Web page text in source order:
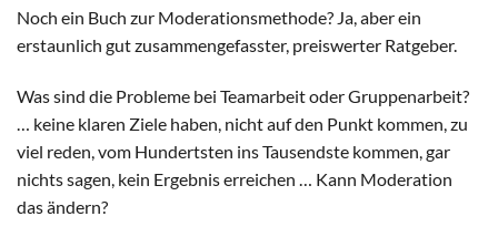
Noch ein Buch zur Moderationsmethode? Ja, aber ein
erstaunlich gut zusammengefasster, preiswerter Ratgeber.
Was sind die Probleme bei Teamarbeit oder Gruppenarbeit?
… keine klaren Ziele haben, nicht auf den Punkt kommen, zu
viel reden, vom Hundertsten ins Tausendste kommen, gar
nichts sagen, kein Ergebnis erreichen … Kann Moderation
das ändern?